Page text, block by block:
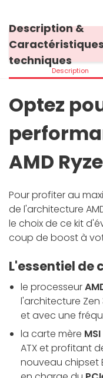
Description &
Caractéristiques
techniques
Description
Optez
AMD
Pour profiter au
de l'architecture
le choix de ce kit
coup de boost à
L'essentiel de
le processeur
l'architecture
et avec une
la carte mère
ATX et profitant
nouveau chipset